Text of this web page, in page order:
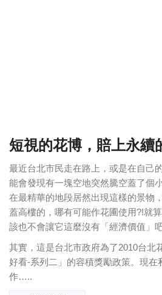
短視的花博，賠上永續
最近台北市民走在路上，或是在自己
能會發現有一塊空地突然騰空蓋了個
在最精華的地段居然出現這樣的景物
蓋高樓的，哪有可能作花圃使用?!就
該也不會讓它這麼沒有「經濟價值」
其實，這是台北市政府為了2010台北
好看-系列二」的容積獎勵政策。現在
作…..